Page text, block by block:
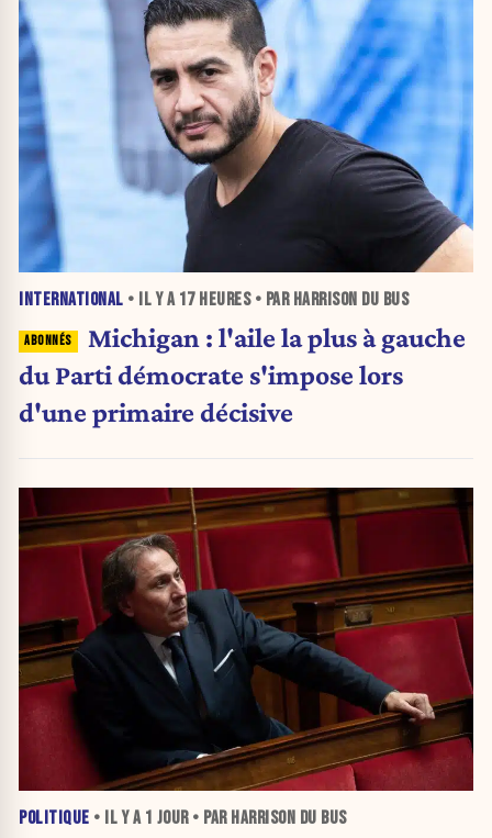
INTERNATIONAL • IL Y A 17 HEURES• PAR HARRISON DU BUS
Michigan : l'aile la plus à gauche
du Parti démocrate s'impose lors
d'une primaire décisive
POLITIQUE • IL Y A 1 JOUR• PAR HARRISON DU BUS